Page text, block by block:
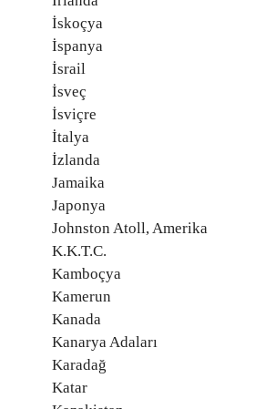
İskoçya
İspanya
İsrail
İsveç
İsviçre
İtalya
İzlanda
Jamaika
Japonya
Johnston Atoll, Amerika
K.K.T.C.
Kamboçya
Kamerun
Kanada
Kanarya Adaları
Karadağ
Katar